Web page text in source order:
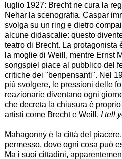
luglio 1927: Brecht ne cura la
Nehar la scenografia. Caspar
svolga su un ring e dietro
alcune didascalie: questo
teatro di Brecht. La protagonista
la moglie di Weill, mentre Ernst
songspiel piace al pubblico del
critiche dei "benpensanti". Nel
più svolgere, le pressioni delle
reazionarie diventano ogni
che decreta la chiusura è
artisti come Brecht e Weill. I tell
Mahagonny è la città del
permesso, dove ogni cosa può
Ma i suoi cittadini,